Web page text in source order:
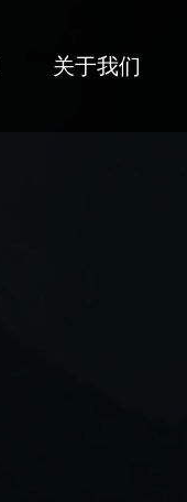
关于我们